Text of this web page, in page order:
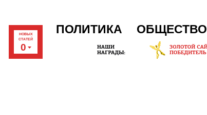
НОВЫХ
СТАТЕЙ
0
ПОЛИТИКА ОБЩЕСТВО